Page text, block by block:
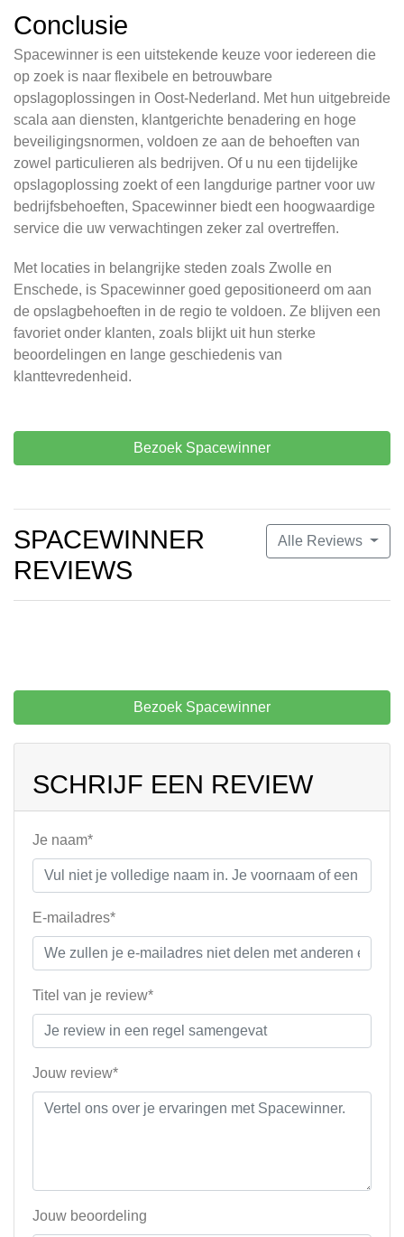
Conclusie
Spacewinner is een uitstekende keuze voor iedereen die
op zoek is naar flexibele en betrouwbare
opslagoplossingen in Oost-Nederland. Met hun uitgebreide
scala aan diensten, klantgerichte benadering en hoge
beveiligingsnormen, voldoen ze aan de behoeften van
zowel particulieren als bedrijven. Of u nu een tijdelijke
opslagoplossing zoekt of een langdurige partner voor uw
bedrijfsbehoeften, Spacewinner biedt een hoogwaardige
service die uw verwachtingen zeker zal overtreffen.
Met locaties in belangrijke steden zoals Zwolle en
Enschede, is Spacewinner goed gepositioneerd om aan
de opslagbehoeften in de regio te voldoen. Ze blijven een
favoriet onder klanten, zoals blijkt uit hun sterke
beoordelingen en lange geschiedenis van
klanttevredenheid.
Bezoek Spacewinner
Alle Reviews
SPACEWINNER
REVIEWS
Bezoek Spacewinner
SCHRIJF EEN REVIEW
Je naam*
E-mailadres*
Titel van je review*
Jouw review*
Jouw beoordeling